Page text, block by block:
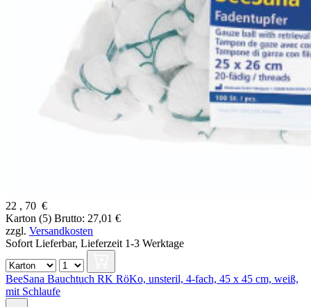
22 , 70 €
Karton (5) Brutto: 27,01 €
zzgl. Versandkosten
Sofort Lieferbar, Lieferzeit 1-3 Werktage
BeeSana Bauchtuch RK RöKo, unsteril, 4-fach, 45 x 45 cm, weiß,
mit Schlaufe